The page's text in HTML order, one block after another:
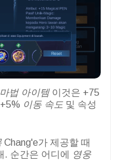
법 아이템 이것은 +75
이동 속도 및 속성
Chang'e가 제공할 때
. 순간은 어디에
영웅